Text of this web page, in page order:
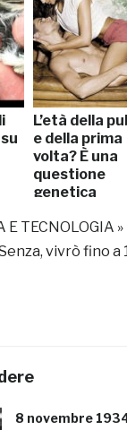
L’età della
e della prima
volta? È una
questione
genetica
E TECNOLOGIA »
vivrò fino a
8 novembre